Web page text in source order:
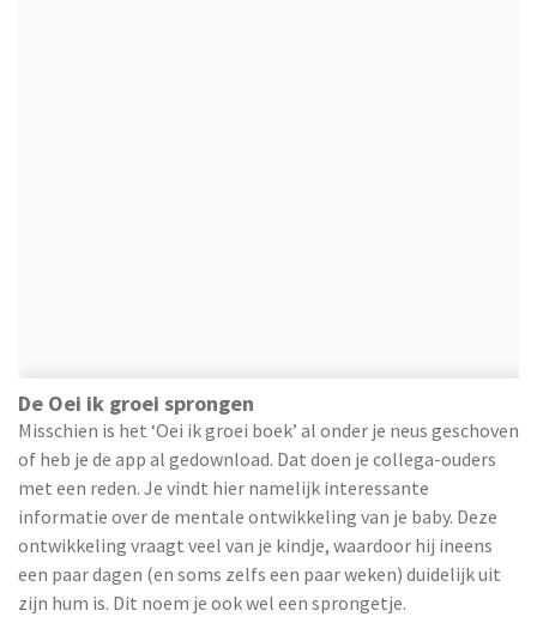
De Oei ik groei sprongen
Misschien is het ‘Oei ik groei boek’ al onder je neus geschoven
of heb je de app al gedownload. Dat doen je collega-ouders
met een reden. Je vindt hier namelijk interessante
informatie over de mentale ontwikkeling van je baby. Deze
ontwikkeling vraagt veel van je kindje, waardoor hij ineens
een paar dagen (en soms zelfs een paar weken) duidelijk uit
zijn hum is. Dit noem je ook wel een sprongetje.